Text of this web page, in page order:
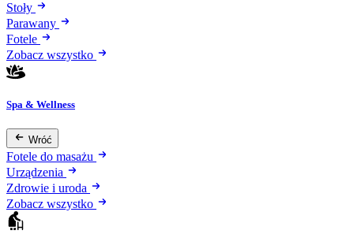
Stoły
Parawany
Fotele
Zobacz wszystko
Spa & Wellness
Wróć
Fotele do masażu
Urządzenia
Zdrowie i uroda
Zobacz wszystko